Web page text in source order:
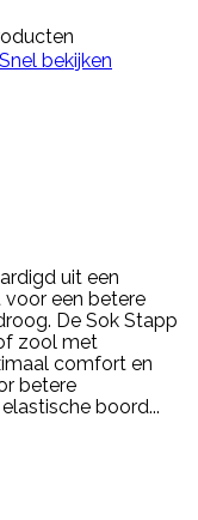
Snel bekijken
uit een
een betere
De Sok Stapp
zool met
comfort en
betere
boord...